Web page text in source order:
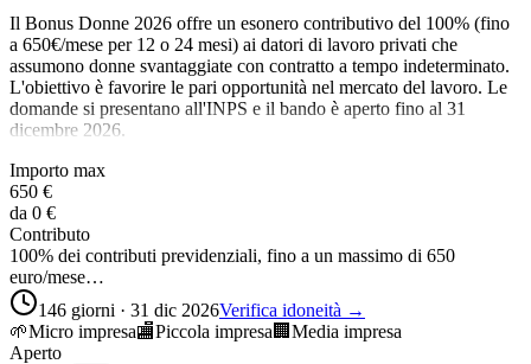
Il Bonus Donne 2026 offre un esonero contributivo del 100% (fino
a 650€/mese per 12 o 24 mesi) ai datori di lavoro privati che
assumono donne svantaggiate con contratto a tempo indeterminato.
L'obiettivo è favorire le pari opportunità nel mercato del lavoro. Le
domande si presentano all'INPS e il bando è aperto fino al 31
dicembre 2026.
Importo max
650 €
da 0 €
Contributo
100% dei contributi previdenziali, fino a un massimo di 650
euro/mese…
146 giorni · 31 dic 2026Verifica idoneità →
🌱Micro impresa🏬Piccola impresa 🏢 Media impresa
Aperto